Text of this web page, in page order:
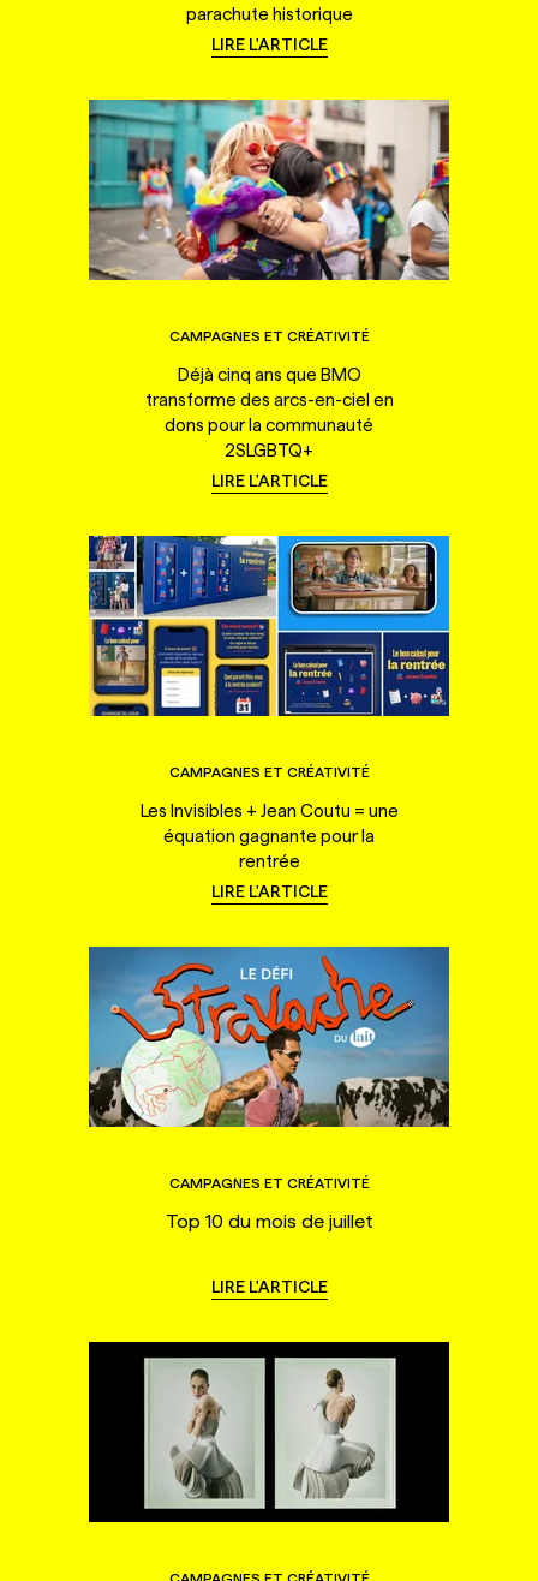
parachute historique
LIRE L'ARTICLE
CAMPAGNES ET CRÉATIVITÉ
Déjà cinq ans que BMO
transforme des arcs-en-ciel en
dons pour la communauté
2SLGBTQ+
LIRE L'ARTICLE
CAMPAGNES ET CRÉATIVITÉ
Les Invisibles + Jean Coutu = une
équation gagnante pour la
rentrée
LIRE L'ARTICLE
CAMPAGNES ET CRÉATIVITÉ
Top 10 du mois de juillet
LIRE L'ARTICLE